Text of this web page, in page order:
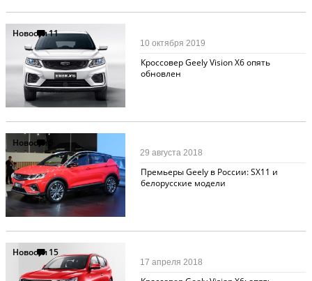
Новости11
Кроссовер Geely Vision X6 опять
обновлен
10 октября 2019
Новости
Премьеры Geely в России: SX11 и
белорусские модели
29 августа 2018
Новости15
17 апреля 2018